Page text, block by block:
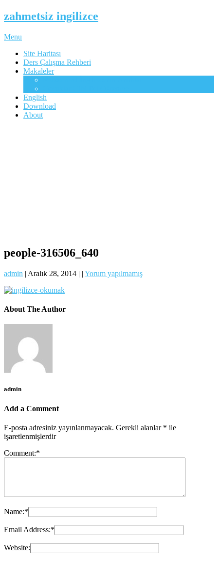
zahmetsiz ingilizce
Menu
Site Haritası
Ders Çalışma Rehberi
Makaleler
English
Download
About
people-316506_640
admin | Aralık 28, 2014 | | Yorum yapılmamış
About The Author
admin
Add a Comment
E-posta adresiniz yayınlanmayacak. Gerekli alanlar * ile
işaretlenmişlerdir
Comment:*
Name:*
Email Address:*
Website: